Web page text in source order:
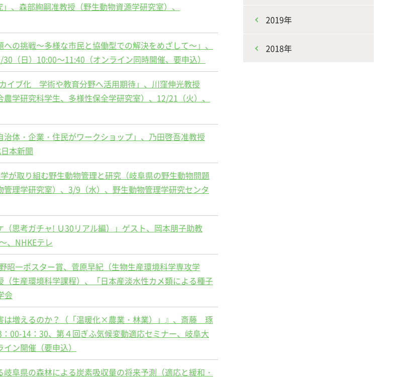
、森部絢嗣准教授（野生動物資源学研究室）、
の挑戦～多様な市民と協働型での解決をめざして～」、
（日）10:00～11:40（オンライン同時開催、要申込）
イブ化 学術や教育分野へ活用期待」、川窪伸光教授
学研究科学生、多様性保全学研究室）、12/21（火）、
体・企業・住民がワークショップ」、乃田啓吾准教授
本新聞
が取り組む野生動物管理と研究（岐阜県の野生動物問題
理学研究室）、3/9（水）、野生動物管理学研究センタ
（思考ガチャ! Ｕ30リアル編）」ゲスト、岡本朋子助教
、NHKEテレ
昭一ポスター賞、菅原早紀（生物生産環境科学専攻学
生産環境科学課程）、「日本産淡水性カメ類による種子
会
は増えるのか？（「温暖化×農業・林業）」』、斎藤 琢
00-14：30、第４回ぎふ気候変動適応セミナー、岐阜大
ン開催（要申込）
岐阜県の森林による炭素吸収量の将来予測（適応と緩和・
2019年
2018年